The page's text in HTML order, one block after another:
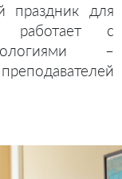
праздник для
работает с
–